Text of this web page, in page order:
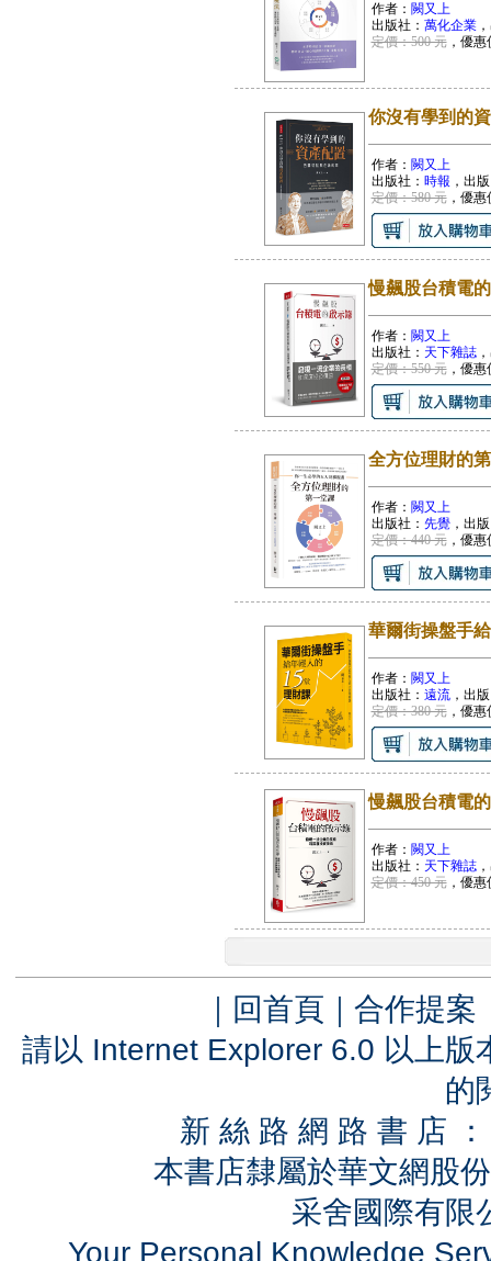
作者： 闕又上
出版社： 萬化企業
定價：500 元，優惠
你沒有學到的
作者： 闕又上
出版社： 時報 ，出
定價：580 元，優惠
慢飆股台積電
作者： 闕又上
出版社： 天下雜誌
定價：550 元，優惠
全方位理財的
作者： 闕又上
出版社： 先覺，出
定價：440 元，優惠
華爾街操盤手
作者： 闕又上
出版社： 遠流，出
定價：380 元，優惠
慢飆股台積電
作者： 闕又上
出版社： 天下雜誌
定價：450 元，優惠
｜ 回首頁 ｜ 合作提案
請以 Internet Explorer 6.0 以上
的
新 絲 路 網 路 書 店
本書店隸屬於華文網股
采舍國際有
Your Personal Knowledge